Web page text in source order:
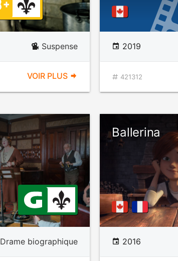
Suspense
VOIR PLUS
2019
421312
Drame biographique
Ballerina
2016